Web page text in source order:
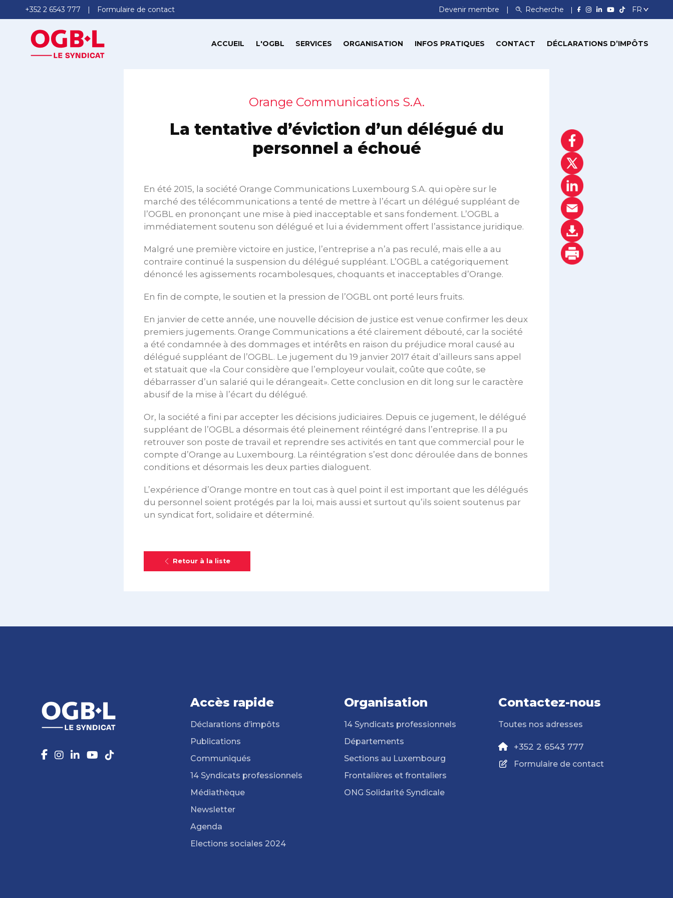
+352 2 6543 777 Formulaire de contact Devenir membre Recherche
ACCUEIL L'OGBL SERVICES ORGANISATION INFOS PRATIQUES CONTACT DÉCLARATIONS D’IMPÔTS
Orange Communications S.A.
La tentative d’éviction d’un délégué du
personnel a échoué
En été 2015, la société Orange Communications Luxembourg S.A. qui opère sur le
marché des télécommunications a tenté de mettre à l’écart un délégué suppléant de
l’OGBL en prononçant une mise à pied inacceptable et sans fondement. L’OGBL a
immédiatement soutenu son délégué et lui a évidemment offert l’assistance juridique.
Malgré une première victoire en justice, l’entreprise a n’a pas reculé, mais elle a au
contraire continué la suspension du délégué suppléant. L’OGBL a catégoriquement
dénoncé les agissements rocambolesques, choquants et inacceptables d’Orange.
En fin de compte, le soutien et la pression de l’OGBL ont porté leurs fruits.
En janvier de cette année, une nouvelle décision de justice est venue confirmer les deux
premiers jugements. Orange Communications a été clairement débouté, car la société
a été condamnée à des dommages et intérêts en raison du préjudice moral causé au
délégué suppléant de l’OGBL. Le jugement du 19 janvier 2017 était d’ailleurs sans appel
et statuait que «la Cour considère que l’employeur voulait, coûte que coûte, se
débarrasser d’un salarié qui le dérangeait». Cette conclusion en dit long sur le caractère
abusif de la mise à l’écart du délégué.
Or, la société a fini par accepter les décisions judiciaires. Depuis ce jugement, le délégué
suppléant de l’OGBL a désormais été pleinement réintégré dans l’entreprise. Il a pu
retrouver son poste de travail et reprendre ses activités en tant que commercial pour le
compte d’Orange au Luxembourg. La réintégration s’est donc déroulée dans de bonnes
conditions et désormais les deux parties dialoguent.
L’expérience d’Orange montre en tout cas à quel point il est important que les délégués
du personnel soient protégés par la loi, mais aussi et surtout qu’ils soient soutenus par
un syndicat fort, solidaire et déterminé.
Retour à la liste
Accès rapide
Déclarations d’impôts
Publications
Communiqués
14 Syndicats professionnels
Médiathèque
Newsletter
Agenda
Elections sociales 2024
Organisation
14 Syndicats professionnels
Départements
Sections au Luxembourg
Frontalières et frontaliers
ONG Solidarité Syndicale
Contactez-nous
Toutes nos adresses
+352 2 6543 777
Formulaire de contact